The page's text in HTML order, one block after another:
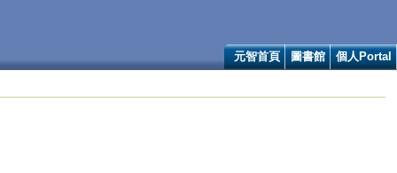
元智首頁 圖書館 個人Portal